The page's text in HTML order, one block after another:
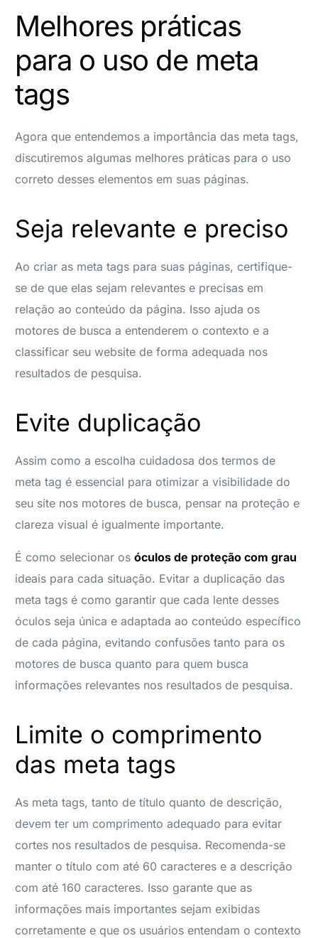
Melhores práticas
para o uso de meta
tags
Agora que entendemos a importância das meta tags,
discutiremos algumas melhores práticas para o uso
correto desses elementos em suas páginas.
Seja relevante e preciso
Ao criar as meta tags para suas páginas, certifique-
se de que elas sejam relevantes e precisas em
relação ao conteúdo da página. Isso ajuda os
motores de busca a entenderem o contexto e a
classificar seu website de forma adequada nos
resultados de pesquisa.
Evite duplicação
Assim como a escolha cuidadosa dos termos de
meta tag é essencial para otimizar a visibilidade do
seu site nos motores de busca, pensar na proteção e
clareza visual é igualmente importante.
É como selecionar osóculos de proteção com grau
ideais para cada situação. Evitar a duplicação das
meta tags é como garantir que cada lente desses
óculos seja única e adaptada ao conteúdo específico
de cada página, evitando confusões tanto para os
motores de busca quanto para quem busca
informações relevantes nos resultados de pesquisa.
Limite o comprimento
das meta tags
As meta tags, tanto de título quanto de descrição,
devem ter um comprimento adequado para evitar
cortes nos resultados de pesquisa. Recomenda-se
manter o título com até 60 caracteres e a descrição
com até 160 caracteres. Isso garante que as
informações mais importantes sejam exibidas
corretamente e que os usuários entendam o contexto